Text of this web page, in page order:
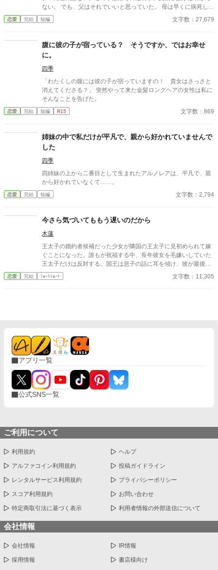
ない。 でも、父はそれでいいと思っていた。 母は早くに病死して
しまったし、今ここに愛があれば、パンジーの出自は問わない
と。 同等の教育、平等の愛。私たちは、血は繋がらずとも、まあ
僕はパンジーを愛してしまったんだ」 婚約者ジェフリーに棄てら
れた。 父はパンジーの結婚を許した。但し、心を凍らせて。 「ど
ういう事だい！？ なぜ持参金が出ないんだよ！！」 「その子は
お父様の実子ではないと、あなたも承知の上でしょう？」 「なん
て無礼なんだ！ 君たち親子は破滅だ！！」 ２ヶ月後、私は王立
図書館でひとりの男性と出会った。 王様より科学の研究を任され
た侯爵令息シオドリック・ダッシュウッド博士。 「ラモーナ・ス
コールズ。私の妻になってほしい」 運命の恋だった。 ========
========================= （他エブリスタ様に投稿・エブ
恋愛 完結 短編 文字数：27,679
腹に彼の子が宿っている？ そうですか、ではお幸せ
に。
四季
「わたくしの腹には彼の子が宿っていますの！ 貴女はさっさと
消えてくださる？」 突然やって来た金髪ロングヘアの女性は私に
そんなことを告げた。
恋愛 完結 短編 R15 文字数：869
姉妹の中で私だけが平凡で、親から好かれていませんで
した
四季
四姉妹の上から二番目として生まれたアルノレアは、平凡で、親
から好かれていなくて……。
恋愛 完結 短編 文字数：2,794
今さら気づいてももう遅いのだから
木蓮
王太子の婚約者候補だった少女が隣国の王太子に見初められて嫁
ぐことになった。誰もが祝福する中、長年彼女を毛嫌いしていた
王太子だけは反対する。国王は息子の話に耳を傾け、彼が最後ま
で気づくことができなかった本心を心の奥底に沈めた。今さら気
づいても不幸になるだけだから。 ＊こじらせ父子がひたすら言い
恋愛 完結 ｼｮｰﾄｼｮｰﾄ 文字数：11,305
アプリ一覧
公式SNS一覧
ご利用について
利用規約 ヘルプ
アルファコイン利用規約 投稿ガイドライン
レンタルサービス利用規約 プライバシーポリシー
スコア利用規約 お問い合わせ
特定商取引法に基づく表示 利用者情報の外部送信について
会社情報
会社情報 IR情報
採用情報 書店様向け